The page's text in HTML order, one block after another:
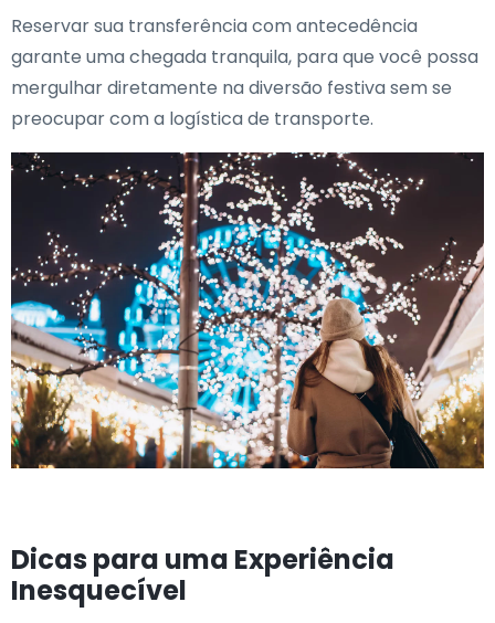
Reservar sua transferência com antecedência
garante uma chegada tranquila, para que você possa
mergulhar diretamente na diversão festiva sem se
preocupar com a logística de transporte.
Dicas para uma Experiência
Inesquecível